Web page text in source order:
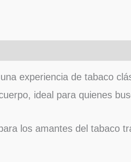
una experiencia de tabaco
ideal para quienes
los amantes del tabaco